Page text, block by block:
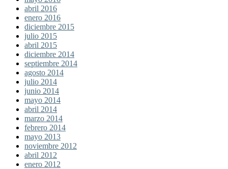
abril 2016
enero 2016
diciembre 2015
julio 2015
abril 2015
diciembre 2014
septiembre 2014
agosto 2014
julio 2014
junio 2014
mayo 2014
abril 2014
marzo 2014
febrero 2014
mayo 2013
noviembre 2012
abril 2012
enero 2012